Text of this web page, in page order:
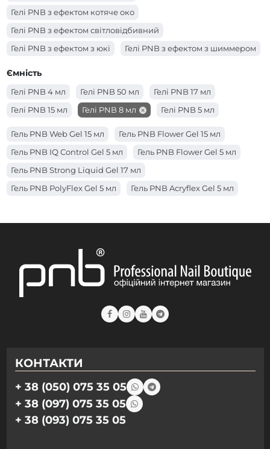
Гелі PNB з ефектом котяче око
Гелі PNB з ефектом світловідбивний
Гелі PNB з ефектом з юкі
Гелі PNB з ефектом з шиммером
Гелі PNB з ефектом вітражний
Ємність
Гелі PNB 4 мл Гелі PNB 50 мл
Гелі PNB 17 мл
Гелі PNB 15 мл
Гелі PNB 8 мл Гелі PNB 5 мл
Гель PNB Web Gel 15 мл
Гель PNB Flower Gel 15 мл
Гель PNB IQ Control Gel 5 мл
Гель PNB Flower Gel 5 мл
Гель PNB Strong Liquid Gel 17 мл
Гель PNB PolyFlex Gel 5 мл
Гель PNB Acryflex Gel 5 мл
Гель PNB Strong Liquid Gel 50 мл
Гель PNB Web Gel 5 мл
Гель PNB Galaxy Gel 5 мл
Гель PNB PolyFlex Gel 50 мл
Гель PNB Acryflex Gel 50 мл
Гель PNB 4 in 1 BIAB Gel 17 мл
Гель PNB Builder Gel 50 мл
Гель PNB Builder Gel 15 мл
Гель PNB Strong Iron Gel 8 мл
Гель PNB Builder Gel 5 мл
Гель PNB Strong Iron Gel 17 мл
КОНТАКТИ
+ 38 (050) 075 35 05
+ 38 (097) 075 35 05
+ 38 (093) 075 35 05